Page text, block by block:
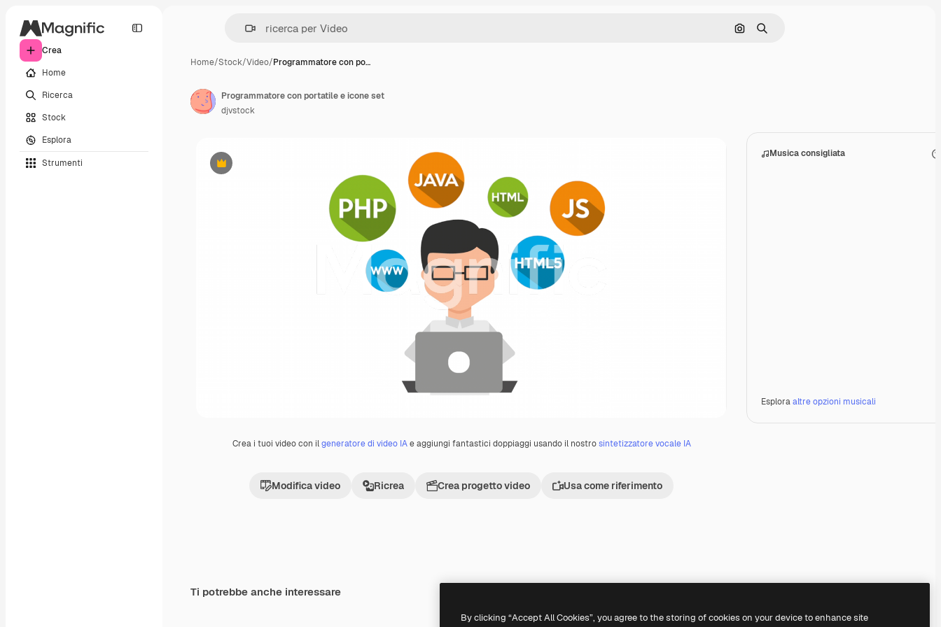
Crea
Home
Ricerca
Stock
Esplora
Strumenti
Cerca per immagine
Ricerca
Home/Stock/Video/Programmatore con po…
Premium
Crea i tuoi video con ilgeneratore di video IAe aggiungi fantastici doppiaggi usando il nostrosintetizzatore vocale IA
Modifica video Ricrea Crea progetto video Usa come riferimento
Musica consigliata
Esploraaltre opzioni musicali
Programmatore con portatile e icone set
djvstock
Ti potrebbe anche interessare
By clicking “Accept All Cookies”, you agree to the storing of cookies on your device to enhance site